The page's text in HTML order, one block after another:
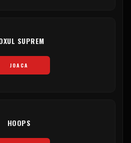
SUPREM
JOACA
HOOPS